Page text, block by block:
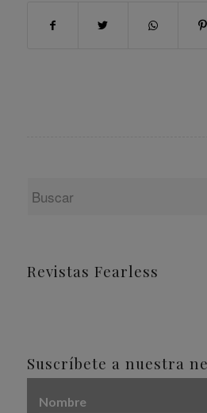
Revistas Fearless
Suscríbete a nuestra
Nombre